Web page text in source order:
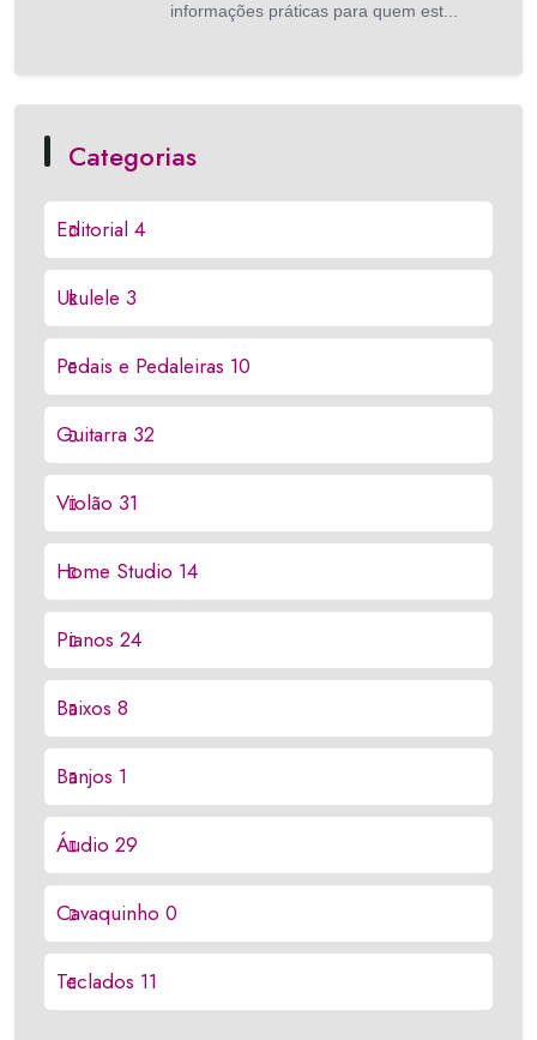
informações práticas para quem est...
Categorias
Editorial 4
Ukulele 3
Pedais e Pedaleiras 10
Guitarra 32
Violão 31
Home Studio 14
Pianos 24
Baixos 8
Banjos 1
Áudio 29
Cavaquinho 0
Teclados 11